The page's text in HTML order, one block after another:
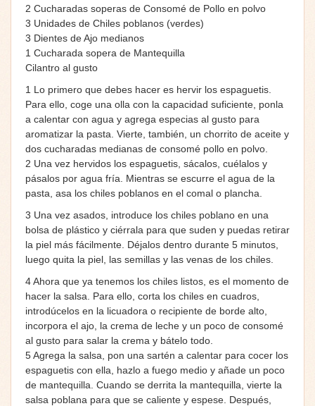
2 Cucharadas soperas de Consomé de Pollo en polvo
3 Unidades de Chiles poblanos (verdes)
3 Dientes de Ajo medianos
1 Cucharada sopera de Mantequilla
Cilantro al gusto
1 Lo primero que debes hacer es hervir los espaguetis.
Para ello, coge una olla con la capacidad suficiente, ponla
a calentar con agua y agrega especias al gusto para
aromatizar la pasta. Vierte, también, un chorrito de aceite y
dos cucharadas medianas de consomé pollo en polvo.
2 Una vez hervidos los espaguetis, sácalos, cuélalos y
pásalos por agua fría. Mientras se escurre el agua de la
pasta, asa los chiles poblanos en el comal o plancha.
3 Una vez asados, introduce los chiles poblano en una
bolsa de plástico y ciérrala para que suden y puedas retirar
la piel más fácilmente. Déjalos dentro durante 5 minutos,
luego quita la piel, las semillas y las venas de los chiles.
4 Ahora que ya tenemos los chiles listos, es el momento de
hacer la salsa. Para ello, corta los chiles en cuadros,
introdúcelos en la licuadora o recipiente de borde alto,
incorpora el ajo, la crema de leche y un poco de consomé
al gusto para salar la crema y bátelo todo.
5 Agrega la salsa, pon una sartén a calentar para cocer los
espaguetis con ella, hazlo a fuego medio y añade un poco
de mantequilla. Cuando se derrita la mantequilla, vierte la
salsa poblana para que se caliente y espese. Después,